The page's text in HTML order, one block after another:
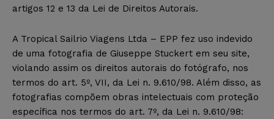
artigos 12 e 13 da Lei de Direitos Autorais.
A Tropical Sailrio Viagens Ltda – EPP fez uso indevido
de uma fotografia de Giuseppe Stuckert em seu site,
violando assim os direitos autorais do fotógrafo, nos
termos do art. 5º, VII, da Lei n. 9.610/98. Além disso, as
fotografias compõem obras intelectuais com proteção
específica nos termos do art. 7º, da Lei n. 9.610/98: